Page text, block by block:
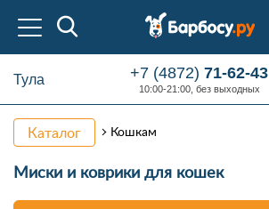
Тула +7 (4872)71-62-43
10:00-21:00, без выходных
Каталог Кошкам
Миски и коврики для кошек